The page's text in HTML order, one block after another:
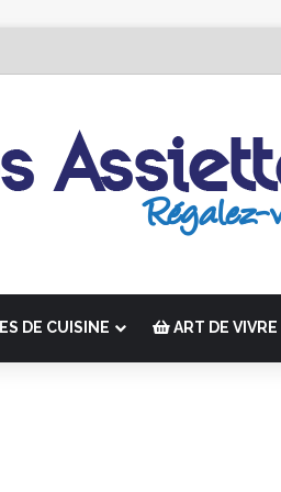
du 19 au 24 octobre 2026
DE CUISINE ART DE VIVRE